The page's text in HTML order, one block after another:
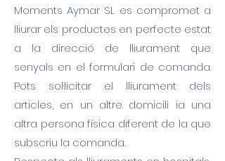
Moments Aymar SL es compromet a
lliurar els productes en perfecte estat
a la direcció de lliurament que
senyals en el formulari de comanda.
Pots sol·licitar el lliurament dels
articles, en un altre domicili ia una
altra persona física diferent de la que
subscriu la comanda.